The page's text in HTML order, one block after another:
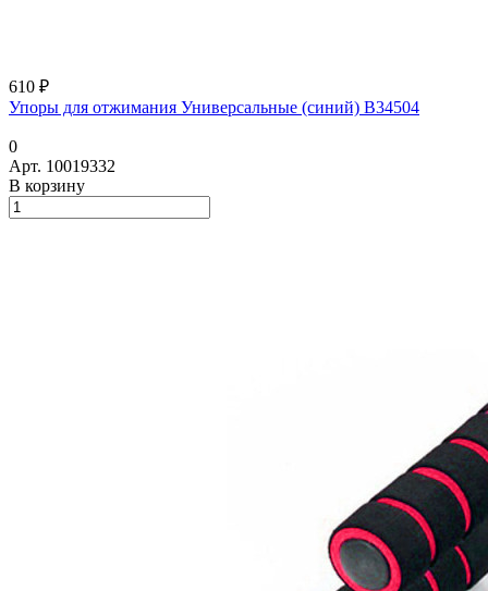
610 ₽
Упоры для отжимания Универсальные (синий) B34504
0
Арт. 10019332
В корзину